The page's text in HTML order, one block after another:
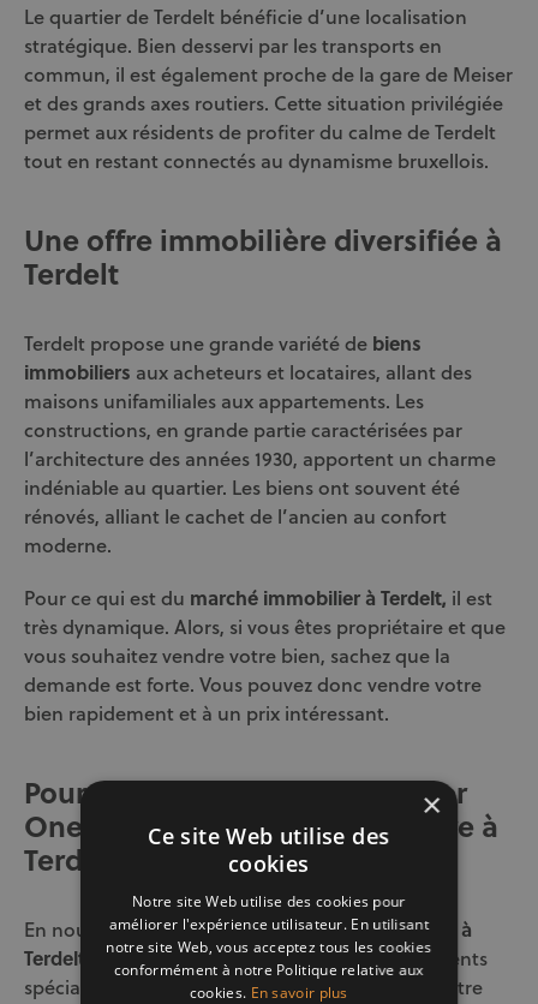
Le quartier de Terdelt bénéficie d’une localisation
stratégique. Bien desservi par les transports en
commun, il est également proche de la gare de Meiser
et des grands axes routiers. Cette situation privilégiée
permet aux résidents de profiter du calme de Terdelt
tout en restant connectés au dynamisme bruxellois.
Une offre immobilière diversifiée à
Terdelt
Terdelt propose une grande variété de biens
immobiliers aux acheteurs et locataires, allant des
maisons unifamiliales aux appartements. Les
constructions, en grande partie caractérisées par
l’architecture des années 1930, apportent un charme
indéniable au quartier. Les biens ont souvent été
rénovés, alliant le cachet de l’ancien au confort
moderne.
Pour ce qui est du marché immobilier à Terdelt, il est
très dynamique. Alors, si vous êtes propriétaire et que
vous souhaitez vendre votre bien, sachez que la
demande est forte. Vous pouvez donc vendre votre
bien rapidement et à un prix intéressant.
Pourquoi choisir Century 21 Ever
One comme agence immobilière à
Terdelt ?
En nous choisissant commeagence immobilière à
Terdelt
, vous bénéficiez de l’expertise de nos agents
spécialisés dans la commune de Schaerbeek. Notre
×
Ce site Web utilise des
cookies
Notre site Web utilise des cookies pour
améliorer l'expérience utilisateur. En utilisant
notre site Web, vous acceptez tous les cookies
conformément à notre Politique relative aux
cookies. En savoir plus